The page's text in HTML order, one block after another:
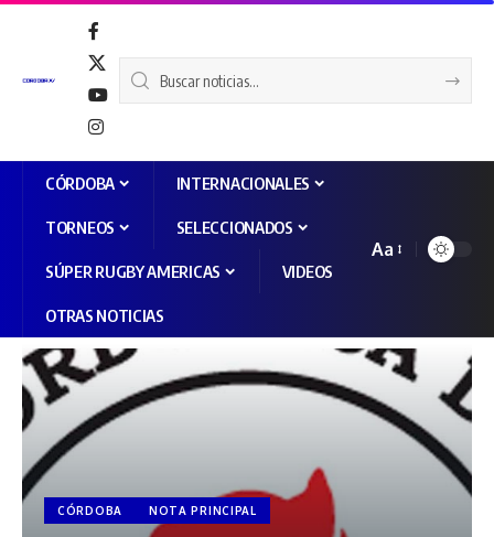
CÓRDOBA INTERNACIONALES
TORNEOS SELECCIONADOS
SÚPER RUGBY AMERICAS VIDEOS
OTRAS NOTICIAS
Aa
CÓRDOBA NOTA PRINCIPAL